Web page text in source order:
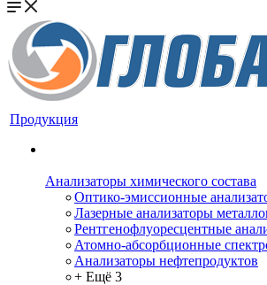
Продукция
Анализаторы химического состава
Оптико-эмиссионные
Лазерные анализаторы
Рентгенофлуоресцентные
Атомно-абсорбционные
Анализаторы нефтепродуктов
+ Ещё 3